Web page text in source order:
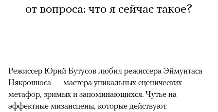
от вопроса: что я сейчас такое?
Режиссер Юрий Бутусов любил режиссера Эймунтаса
Някрошюса — мастера уникальных сценических
метафор, зримых и запоминающихся. Чутье на
эффектные мизансцены, которые действуют